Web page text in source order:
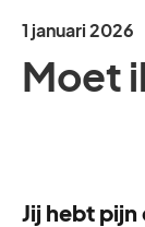
1 januari 2026
Moet
Jij hebt